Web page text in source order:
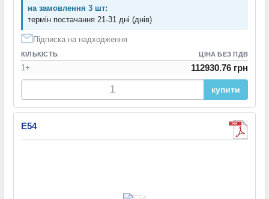
на замовлення 3 шт:
термін постачання 21-31 дні (днів)
Підписка на надходження
КІЛЬКІСТЬ ЦІНА БЕЗ ПДВ
1+ 112930.76 грн
купити
E54